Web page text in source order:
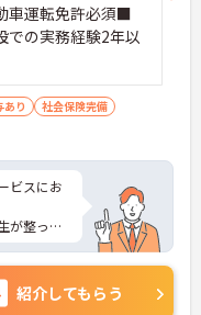
車運転免許必須■
の実務経験2年以
あり
社会保険完備
ビスにお
が整った
、さらに
くださ
紹介してもらう